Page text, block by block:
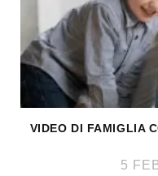
VIDEO DI FAMIGLIA
5